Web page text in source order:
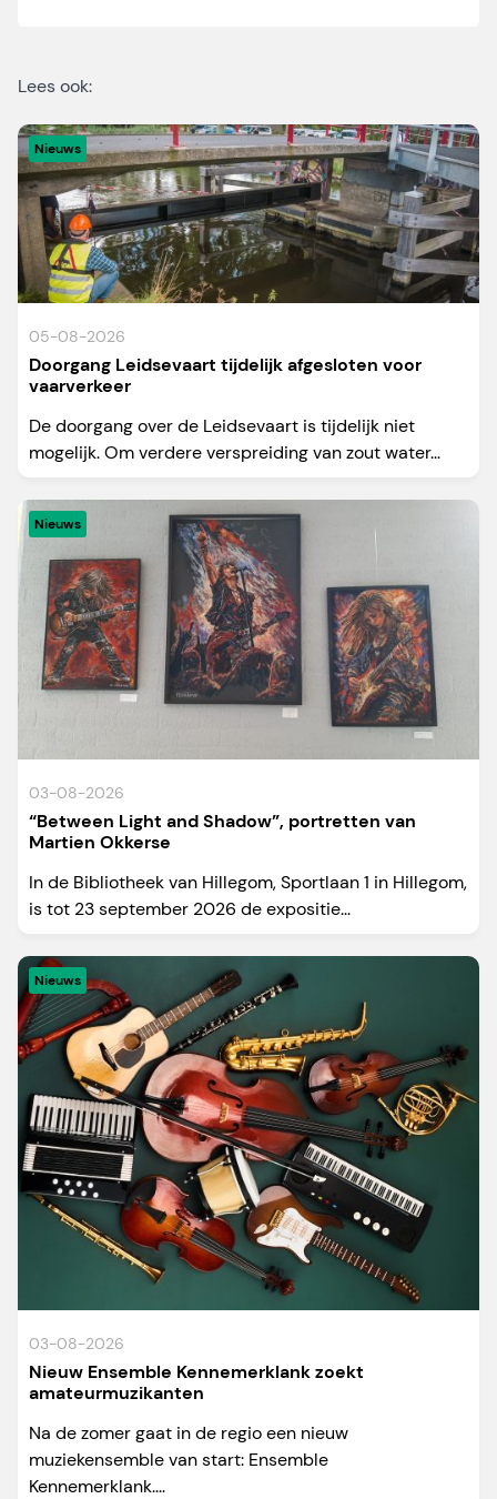
Lees ook:
Nieuws
05-08-2026
Doorgang Leidsevaart tijdelijk afgesloten voor
vaarverkeer
De doorgang over de Leidsevaart is tijdelijk niet
mogelijk. Om verdere verspreiding van zout water...
Nieuws
03-08-2026
“Between Light and Shadow”, portretten van
Martien Okkerse
In de Bibliotheek van Hillegom, Sportlaan 1 in Hillegom,
is tot 23 september 2026 de expositie...
Nieuws
03-08-2026
Nieuw Ensemble Kennemerklank zoekt
amateurmuzikanten
Na de zomer gaat in de regio een nieuw
muziekensemble van start: Ensemble
Kennemerklank....